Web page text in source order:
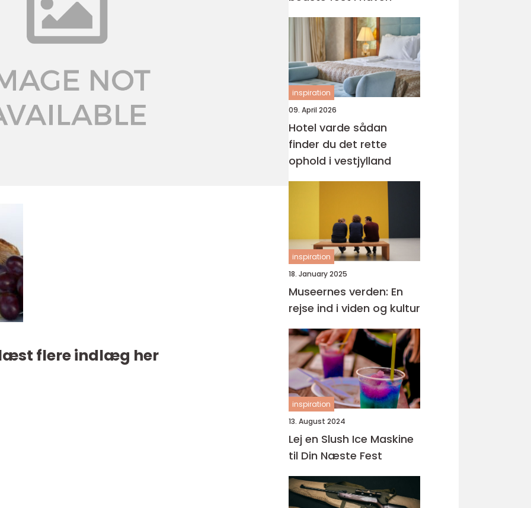
flere indlæg her
inspiration
09. April 2026
Hotel varde sådan
finder du det rette
ophold i vestjylland
inspiration
18. January 2025
Museernes verden: En
rejse ind i viden og kultur
inspiration
13. August 2024
Lej en Slush Ice Maskine
til Din Næste Fest